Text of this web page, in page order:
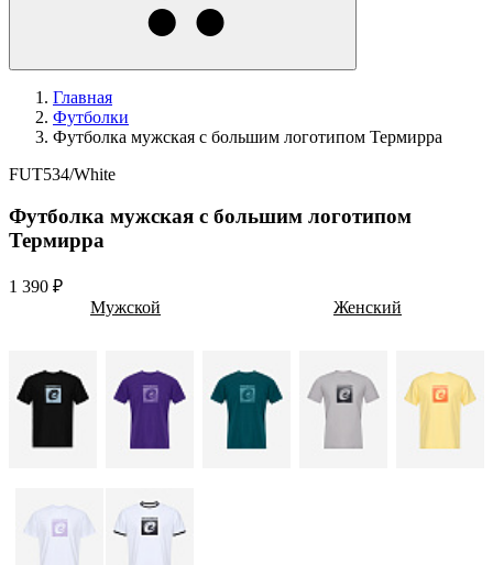
Главная
Футболки
Футболка мужская с большим логотипом Термирра
FUT534/White
Футболка мужская с большим логотипом
Термирра
1 390 ₽
Мужской
Женский